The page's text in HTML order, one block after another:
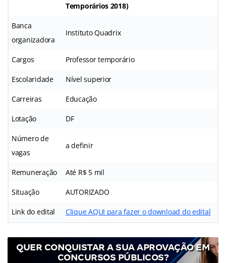
Temporários 2018)
Banca
organizadora
Instituto Quadrix
Cargos Professor temporário
Escolaridade Nível superior
Carreiras Educação
Lotação DF
Número de
vagas
a definir
Remuneração Até R$ 5 mil
Situação AUTORIZADO
Link do edital Clique AQUI para fazer o download do edital
QUER CONQUISTAR A SUA APROVAÇÃO EM
CONCURSOS PÚBLICOS?